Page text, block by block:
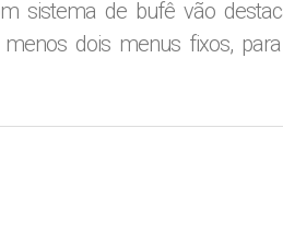
sistema de bufê vão
dois menus fixos,